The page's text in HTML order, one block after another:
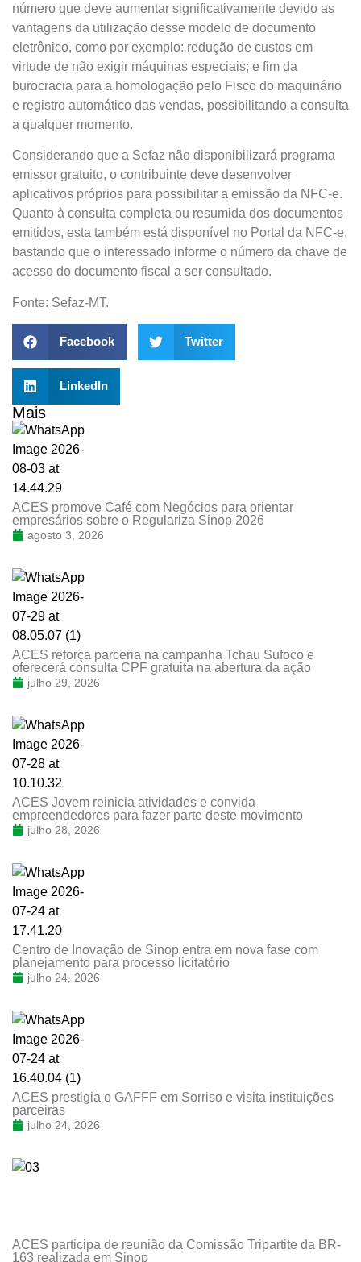
número que deve aumentar significativamente devido as
vantagens da utilização desse modelo de documento
eletrônico, como por exemplo: redução de custos em
virtude de não exigir máquinas especiais; e fim da
burocracia para a homologação pelo Fisco do maquinário
e registro automático das vendas, possibilitando a consulta
a qualquer momento.
Considerando que a Sefaz não disponibilizará programa
emissor gratuito, o contribuinte deve desenvolver
aplicativos próprios para possibilitar a emissão da NFC-e.
Quanto à consulta completa ou resumida dos documentos
emitidos, esta também está disponível no Portal da NFC-e,
bastando que o interessado informe o número da chave de
acesso do documento fiscal a ser consultado.
Fonte: Sefaz-MT.
Facebook Twitter
LinkedIn
Mais
ACES promove Café com Negócios para orientar
empresários sobre o Regulariza Sinop 2026
agosto 3, 2026
ACES reforça parceria na campanha Tchau Sufoco e
oferecerá consulta CPF gratuita na abertura da ação
julho 29, 2026
ACES Jovem reinicia atividades e convida
empreendedores para fazer parte deste movimento
julho 28, 2026
Centro de Inovação de Sinop entra em nova fase com
planejamento para processo licitatório
julho 24, 2026
ACES prestigia o GAFFF em Sorriso e visita instituições
parceiras
julho 24, 2026
ACES participa de reunião da Comissão Tripartite da BR-
163 realizada em Sinop